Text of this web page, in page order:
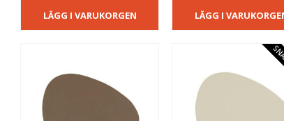
LÄGG I VARUKORGEN LÄGG I